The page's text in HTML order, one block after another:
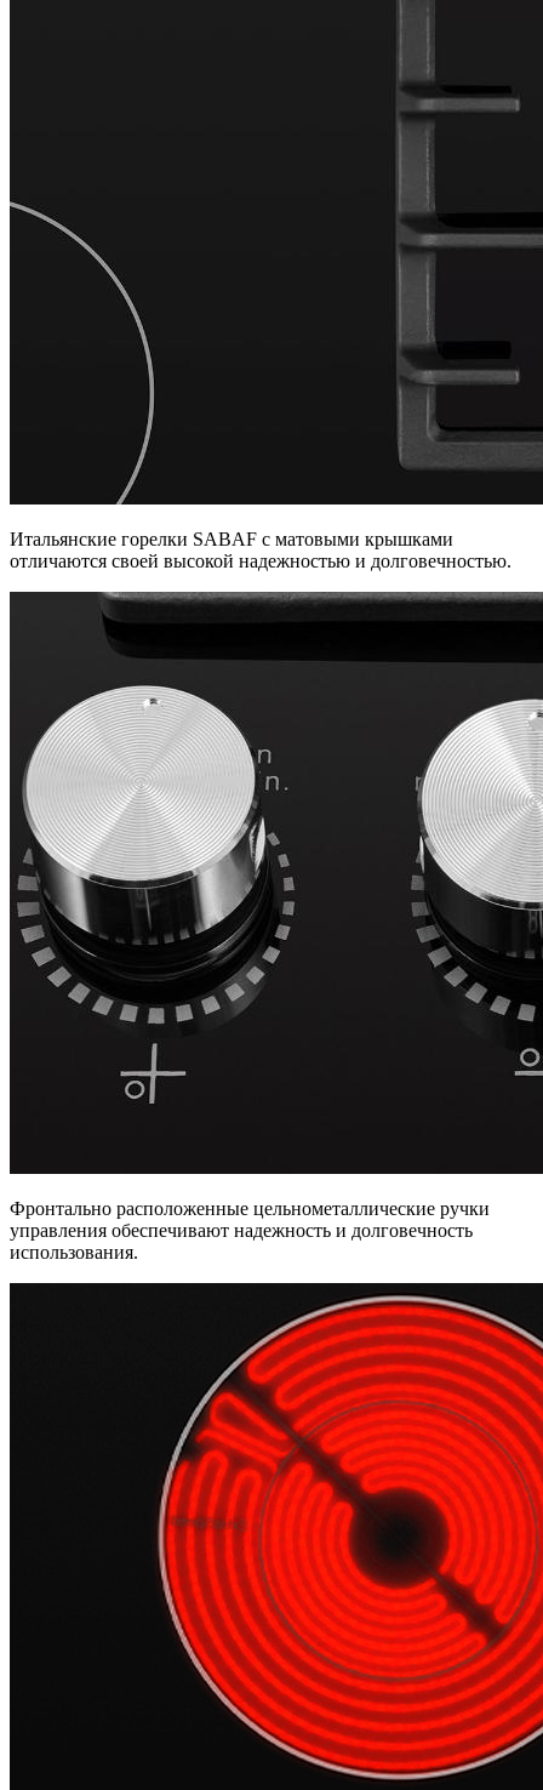
Итальянские горелки SABAF с матовыми крышками
отличаются своей высокой надежностью и долговечностью.
Фронтально расположенные цельнометаллические ручки
управления обеспечивают надежность и долговечность
использования.